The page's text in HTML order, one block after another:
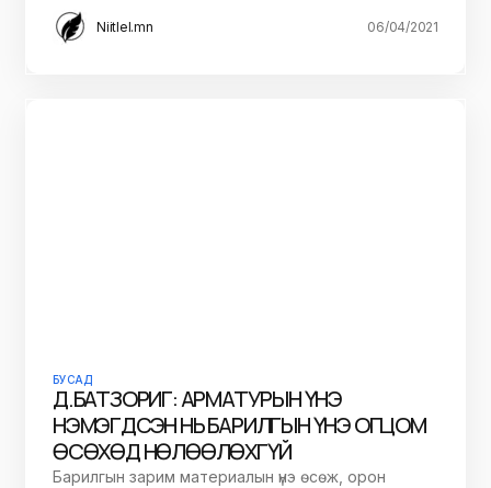
Niitlel.mn 06/04/2021
БУСАД
Д.БАТЗОРИГ: АРМАТУРЫН ҮНЭ
НЭМЭГДСЭН НЬ БАРИЛГЫН ҮНЭ ОГЦОМ
ӨСӨХӨД НӨЛӨӨЛӨХГҮЙ
Барилгын зарим материалын үнэ өсөж, орон